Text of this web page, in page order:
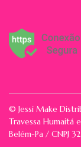
© Jessi Make
Travessa
Belém-Pa / CNPJ